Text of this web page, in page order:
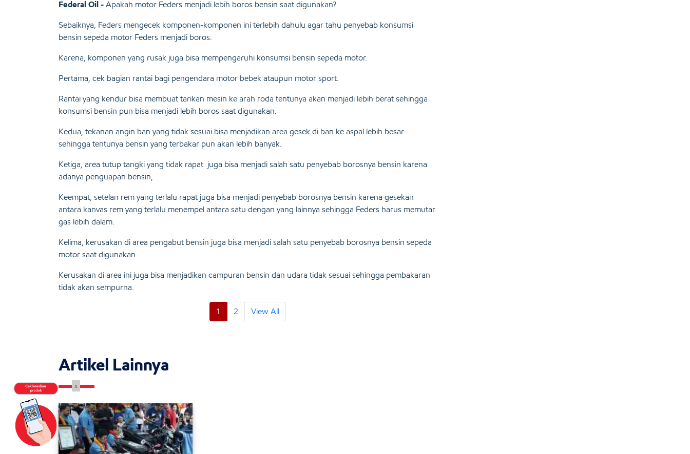
Federal Oil - Apakah motor Feders menjadi lebih boros bensin saat digunakan?
Sebaiknya, Feders mengecek komponen-komponen ini terlebih dahulu agar tahu penyebab konsumsi
bensin sepeda motor Feders menjadi boros.
Karena, komponen yang rusak juga bisa mempengaruhi konsumsi bensin sepeda motor.
Pertama, cek bagian rantai bagi pengendara motor bebek ataupun motor sport.
Rantai yang kendur bisa membuat tarikan mesin ke arah roda tentunya akan menjadi lebih berat sehingga
konsumsi bensin pun bisa menjadi lebih boros saat digunakan.
Kedua, tekanan angin ban yang tidak sesuai bisa menjadikan area gesek di ban ke aspal lebih besar
sehingga tentunya bensin yang terbakar pun akan lebih banyak.
Ketiga, area tutup tangki yang tidak rapat juga bisa menjadi salah satu penyebab borosnya bensin karena
adanya penguapan bensin,
Keempat, setelan rem yang terlalu rapat juga bisa menjadi penyebab borosnya bensin karena gesekan
antara kanvas rem yang terlalu menempel antara satu dengan yang lainnya sehingga Feders harus memutar
gas lebih dalam.
Kelima, kerusakan di area pengabut bensin juga bisa menjadi salah satu penyebab borosnya bensin sepeda
motor saat digunakan.
Kerusakan di area ini juga bisa menjadikan campuran bensin dan udara tidak sesuai sehingga pembakaran
tidak akan sempurna.
1 2 View All
Artikel Lainnya
x